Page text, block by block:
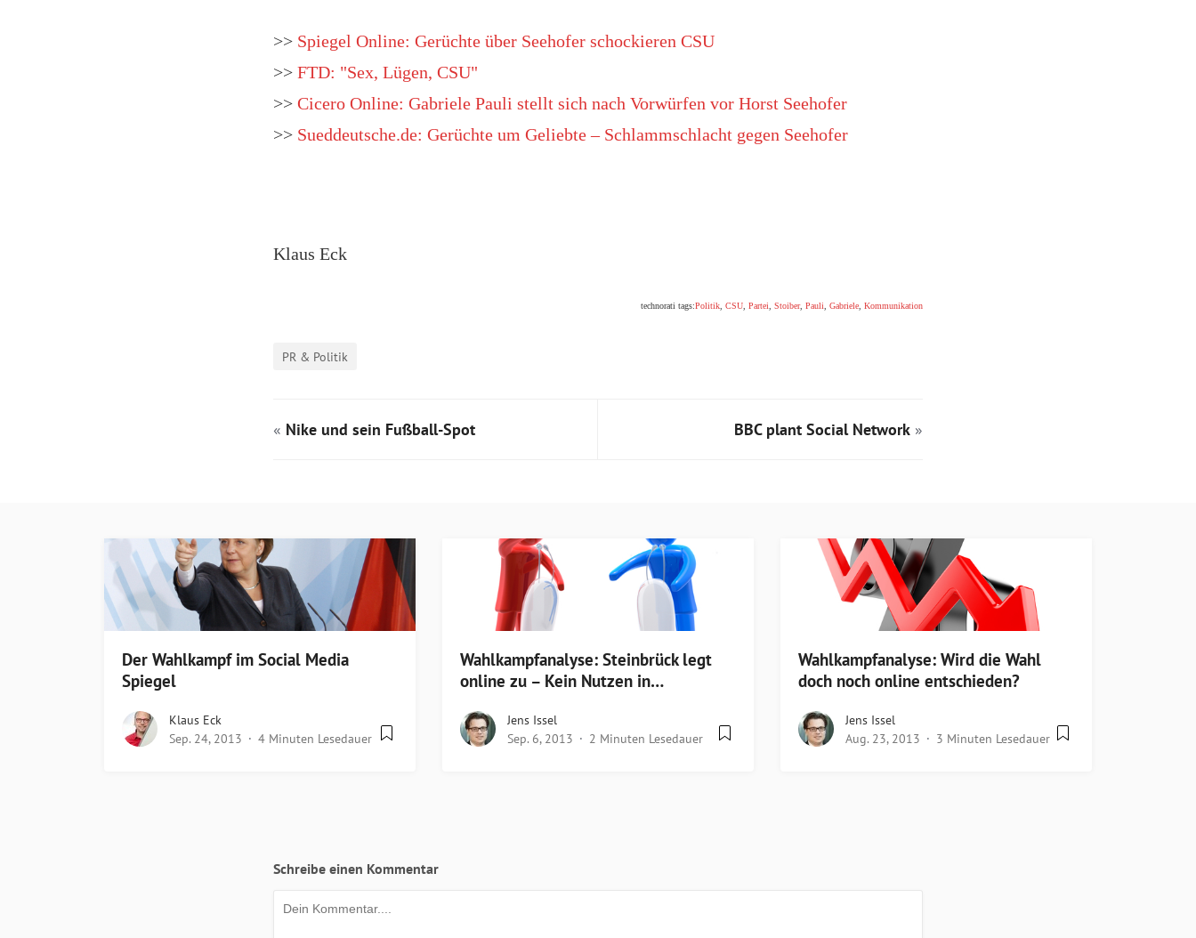
>> Spiegel Online: Gerüchte über Seehofer schockieren CSU
>> FTD: "Sex, Lügen, CSU"
>> Cicero Online: Gabriele Pauli stellt sich nach Vorwürfen vor Horst Seehofer
>> Sueddeutsche.de: Gerüchte um Geliebte – Schlammschlacht gegen Seehofer
Klaus Eck
technorati tags:Politik CSU Partei Stoiber, Pauli Gabriele Kommunikation
PR & Politik
« Nike und sein Fußball-Spot BBC plant Social Network »
Der Wahlkampf im Social Media
Spiegel
Klaus Eck
Sep. 24, 2013
4 Minuten Lesedauer
Wahlkampfanalyse: Steinbrück legt
online zu – Kein Nutzen in…
Jens Issel
Sep. 6, 2013
2 Minuten Lesedauer
Wahlkampfanalyse: Wird die Wahl
doch noch online entschieden?
Jens Issel
Aug. 23, 2013
3 Minuten Lesedauer
Schreibe einen Kommentar